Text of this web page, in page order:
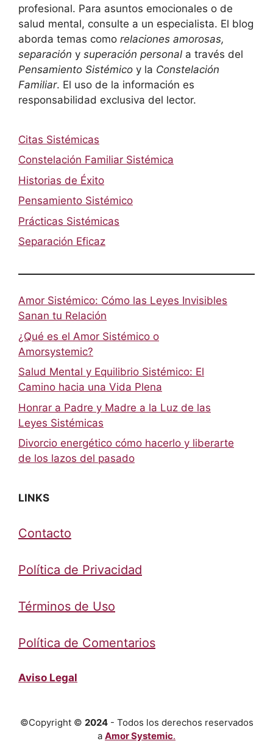
profesional. Para asuntos emocionales o de
salud mental, consulte a un especialista. El blog
aborda temas como relaciones amorosas,
separación y superación personal a través del
Pensamiento Sistémico y la Constelación
Familiar. El uso de la información es
responsabilidad exclusiva del lector.
Citas Sistémicas
Constelación Familiar Sistémica
Historias de Éxito
Pensamiento Sistémico
Prácticas Sistémicas
Separación Eficaz
Amor Sistémico: Cómo las Leyes Invisibles
Sanan tu Relación
¿Qué es el Amor Sistémico o
Amorsystemic?
Salud Mental y Equilibrio Sistémico: El
Camino hacia una Vida Plena
Honrar a Padre y Madre a la Luz de las
Leyes Sistémicas
Divorcio energético cómo hacerlo y liberarte
de los lazos del pasado
LINKS
Contacto
Política de Privacidad
Términos de Uso
Política de Comentarios
Aviso Legal
©Copyright © 2024- Todos los derechos reservados
a Amor Systemic.